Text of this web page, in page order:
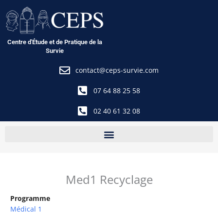
au
contenu
Centre d'Étude et de Pratique de la
Survie
contact@ceps-survie.com
07 64 88 25 58
02 40 61 32 08
Med1 Recyclage
Programme
Médical 1